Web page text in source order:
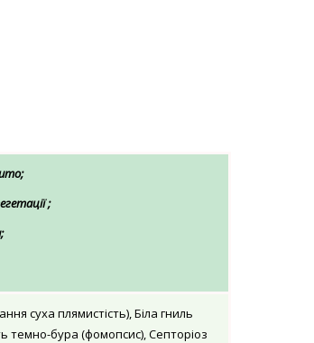
;
суха плямистість), Біла гниль
темно-бура (фомопсис), Септоріоз